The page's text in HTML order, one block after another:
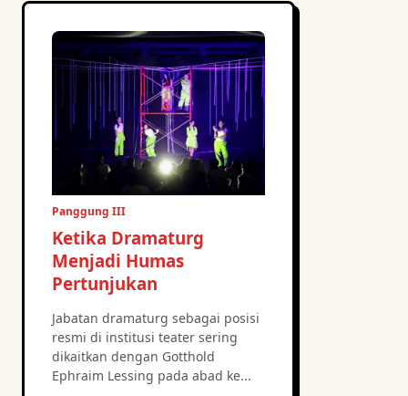
Panggung III
Ketika Dramaturg
Menjadi Humas
Pertunjukan
Jabatan dramaturg sebagai posisi
resmi di institusi teater sering
dikaitkan dengan Gotthold
Ephraim Lessing pada abad ke...